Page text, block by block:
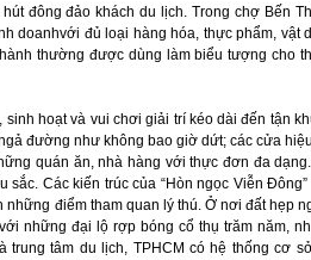
đông đảo khách du lịch. Trong chợ Bến
doanhvới đủ loại hàng hóa, thực phẩm, vật
thường được dùng làm biểu tượng cho
sinh hoạt và vui chơi giải trí kéo dài đến tận
đường như không bao giờ dứt; các cửa
quán ăn, nhà hàng với thực đơn đa
sắc. Các kiến trúc của “Hòn ngọc Viễn
những điểm tham quan lý thú. Ở nơi đất hẹp
những đại lộ rợp bóng cổ thụ trăm năm,
trung tâm du lịch, TPHCM có hệ thống cơ